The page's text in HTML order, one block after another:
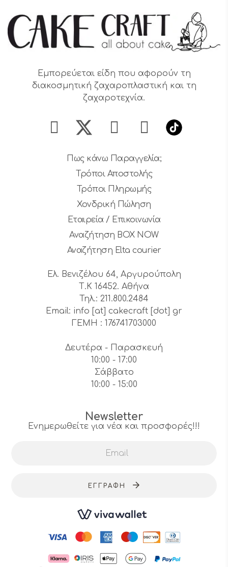
Εμπορεύεται είδη που αφορούν τη
διακοσμητική ζαχαροπλαστική και τη
ζαχαροτεχνία.
Πως κάνω Παραγγελία;
Τρόποι Αποστολής
Τρόποι Πληρωμής
Χονδρική Πώληση
Εταιρεία / Επικοινωνία
Αναζήτηση BOX NOW
Αναζήτηση Elta courier
Ελ. Βενιζέλου 64, Αργυρούπολη
Τ.Κ 16452. Αθήνα
Τηλ.: 211.800.2484
Email: info [at] cakecraft [dot] gr
ΓΕΜΗ : 176741703000
Δευτέρα - Παρασκευή
10:00 - 17:00
Σάββατο
10:00 - 15:00
Newsletter
Ενημερωθείτε για νέα και προσφορές!!!
ΕΓΓΡΑΦΉ